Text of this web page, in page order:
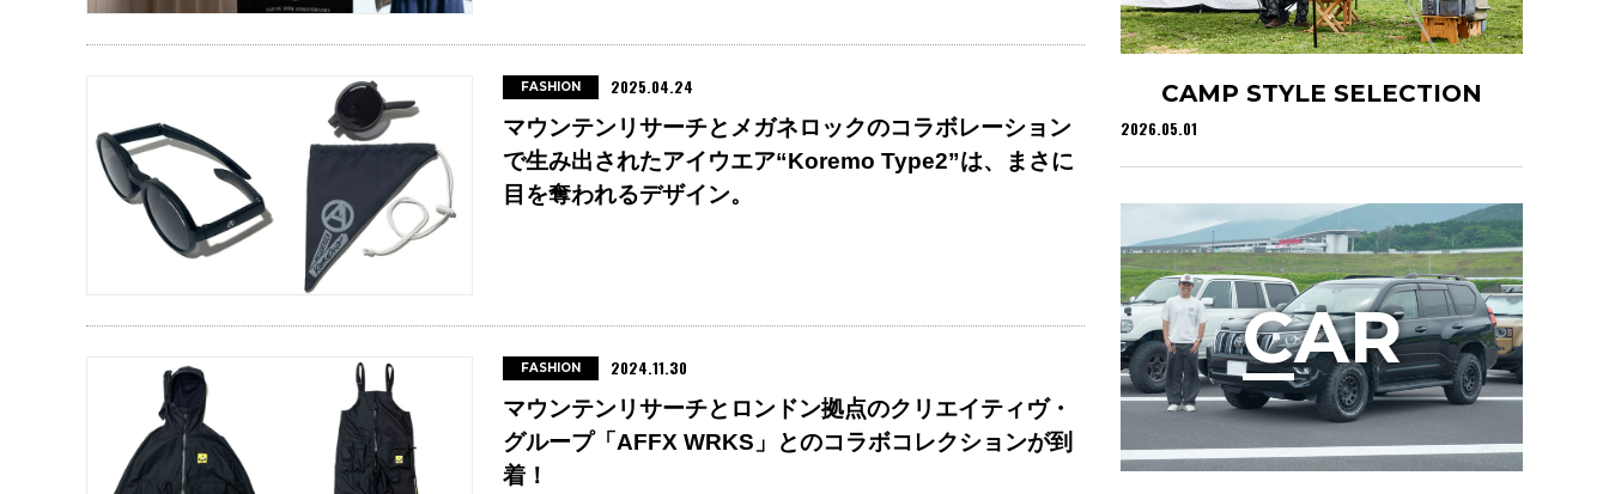
マウンテンリサーチとメガネロックのコラボレーション
で生み出されたアイウエア“Koremo Type2”は、まさに
目を奪われるデザイン。
FASHION 2025.04.24
マウンテンリサーチとロンドン拠点のクリエイティヴ・
グループ「AFFX WRKS」とのコラボコレクションが到
着！
FASHION 2024.11.30
CAMP STYLE SELECTION
2026.05.01
CAR